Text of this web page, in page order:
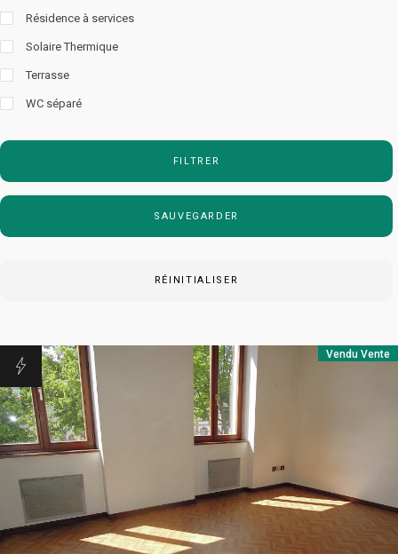
Résidence à services
Solaire Thermique
Terrasse
WC séparé
FILTRER
SAUVEGARDER
RÉINITIALISER
Vendu Vente